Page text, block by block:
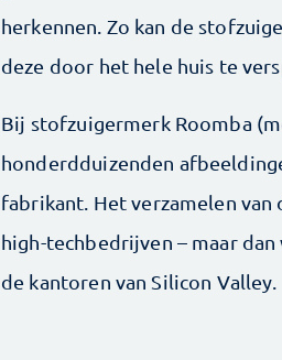
herkennen. Zo kan de
deze door het hele huis te
Bij stofzuigermerk Roomba
honderdduizenden
fabrikant. Het verzamelen
high-techbedrijven – maar
de kantoren van Silicon Valley.